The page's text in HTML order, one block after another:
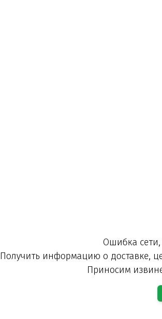
Ошибка сети,
Получить информацию о доставке,
Приносим